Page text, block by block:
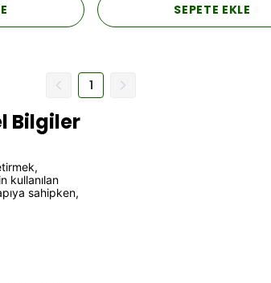
SEPETE EKLE
1
Bilgiler
kullanılan
sahipken,